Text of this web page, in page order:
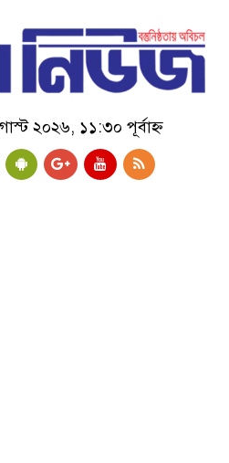
২০২৬, ১১:৩০ পূর্বাহ্ন